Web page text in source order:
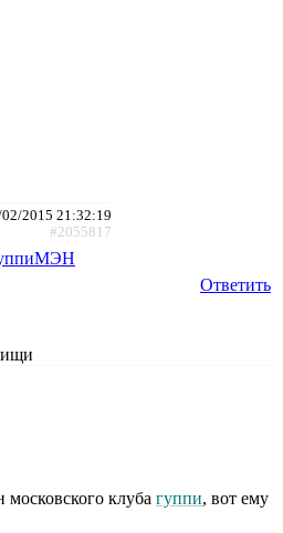
2015 21:32:19
#2055817
Ответить
московского клуба гуппи, вот ему